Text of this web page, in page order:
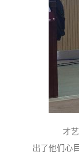
才艺
出了他们心